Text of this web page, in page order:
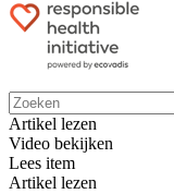
Artikel lezen
Video bekijken
Lees item
Artikel lezen